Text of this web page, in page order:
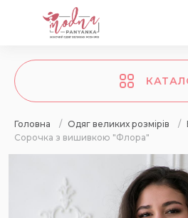
Головна / Одяг великих розмірів /
Сорочка з вишивкою "Флора"